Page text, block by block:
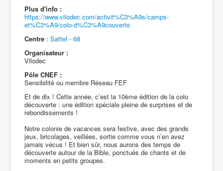
Plus d'info :
https://www.vilodec.com/activit%C3%A9s/camps-
et%C3%A9/colo-d%C3%A9couverte
Centre : Sattel - 68
Organisateur :
Vilodec
Pôle CNEF :
Sensibilité ou membre Réseau FEF
Et de dix ! Cette année, c’est la 10ème édition de la colo
découverte : une édition spéciale pleine de surprises et de
rebondissements !
Notre colonie de vacances sera festive, avec des grands
jeux, bricolages, veillées, sortie comme vous n’en avez
jamais vécus ! Et bien sûr, nous aurons des temps de
découverte autour de la Bible, ponctués de chants et de
moments en petits groupes.